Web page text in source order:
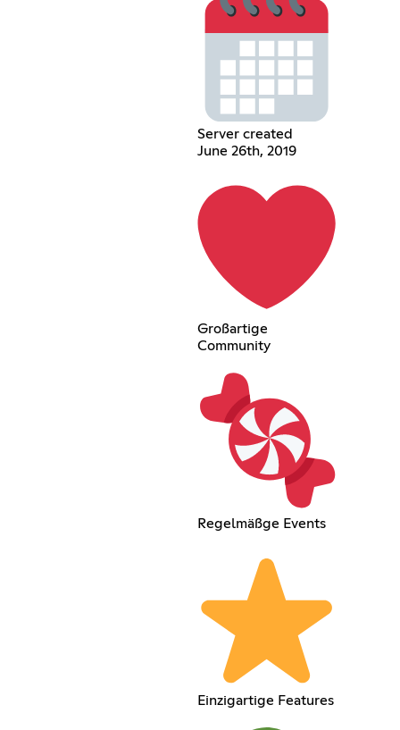
Server created
June 26th, 2019
Großartige
Community
Regelmäßge Events
Einzigartige Features